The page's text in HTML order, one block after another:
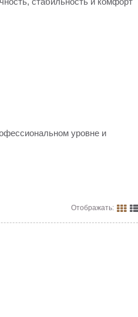
уровне и
Отображать: